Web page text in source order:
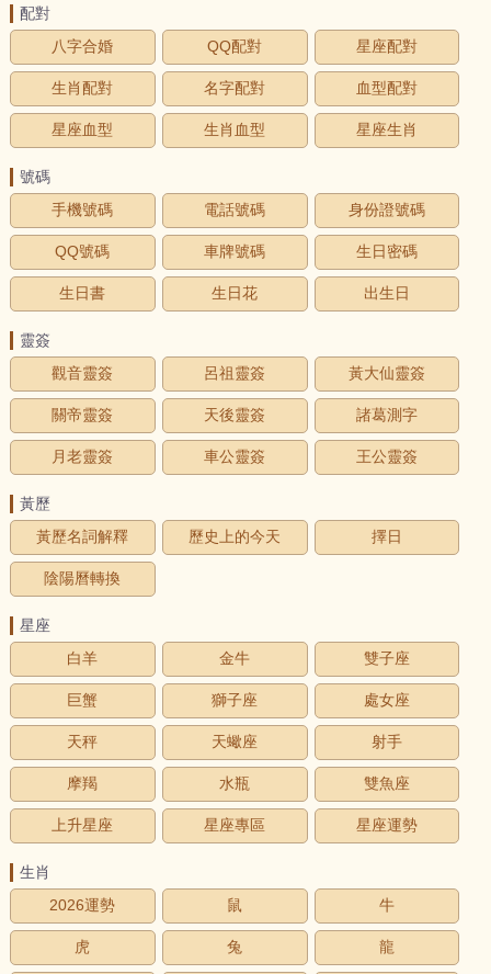
配對
八字合婚
QQ配對 星座配對
生肖配對 名字配對 血型配對
星座血型 生肖血型 星座生肖
號碼
手機號碼
電話號碼 身份證號碼
QQ號碼 車牌號碼 生日密碼
生日書 生日花 出生日
靈簽
觀音靈簽
呂祖靈簽 黃大仙靈簽
關帝靈簽 天後靈簽 諸葛測字
月老靈簽 車公靈簽 王公靈簽
黃歷
黃歷名詞解釋
歷史上的今天 擇日
陰陽曆轉換
星座
白羊
金牛 雙子座
巨蟹 獅子座 處女座
天秤 天蠍座 射手
摩羯 水瓶 雙魚座
上升星座 星座專區 星座運勢
生肖
2026運勢
鼠 牛
虎 兔 龍